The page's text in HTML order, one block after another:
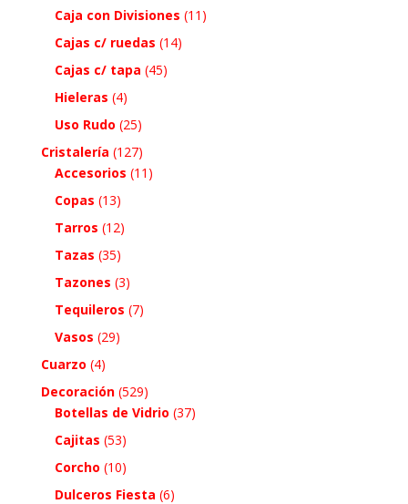
Caja con Divisiones (11)
Cajas c/ ruedas (14)
Cajas c/ tapa (45)
Hieleras (4)
Uso Rudo (25)
Cristalería (127)
Accesorios (11)
Copas (13)
Tarros (12)
Tazas (35)
Tazones (3)
Tequileros (7)
Vasos (29)
Cuarzo (4)
Decoración (529)
Botellas de Vidrio (37)
Cajitas (53)
Corcho (10)
Dulceros Fiesta (6)